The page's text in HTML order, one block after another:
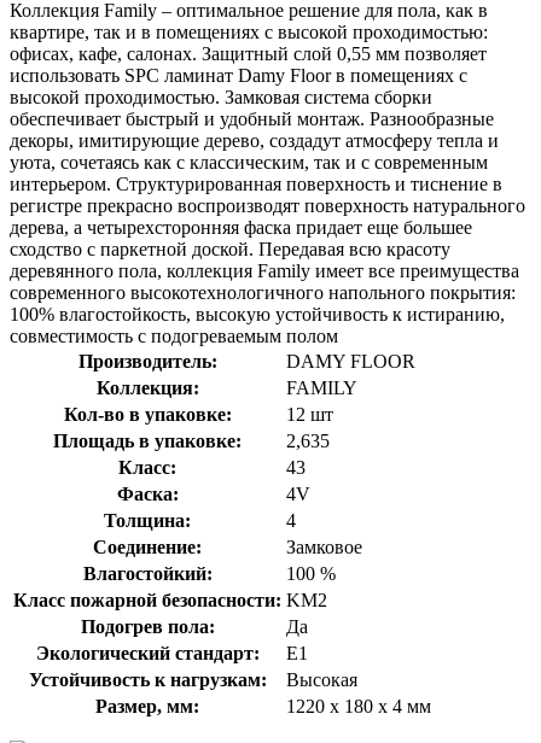
Коллекция Family – оптимальное решение для пола, как в
квартире, так и в помещениях с высокой проходимостью:
офисах, кафе, салонах. Защитный слой 0,55 мм позволяет
использовать SPC ламинат Damy Floor в помещениях с
высокой проходимостью. Замковая система сборки
обеспечивает быстрый и удобный монтаж. Разнообразные
декоры, имитирующие дерево, создадут атмосферу тепла и
уюта, сочетаясь как с классическим, так и с современным
интерьером. Структурированная поверхность и тиснение в
регистре прекрасно воспроизводят поверхность натурального
дерева, а четырехсторонняя фаска придает еще большее
сходство с паркетной доской. Передавая всю красоту
деревянного пола, коллекция Family имеет все преимущества
современного высокотехнологичного напольного покрытия:
100% влагостойкость, высокую устойчивость к истиранию,
совместимость с подогреваемым полом
Производитель:
DAMY FLOOR
Коллекция:
FAMILY
Кол-во в упаковке:
12 шт
Площадь в упаковке:
2,635
Класс:
43
Фаска:
4V
Толщина:
4
Соединение:
Замковое
Влагостойкий:
100 %
Класс пожарной безопасности: KM2
Подогрев пола:
Да
Экологический стандарт:
E1
Устойчивость к нагрузкам:
Высокая
Размер, мм:
1220 х 180 х 4 мм